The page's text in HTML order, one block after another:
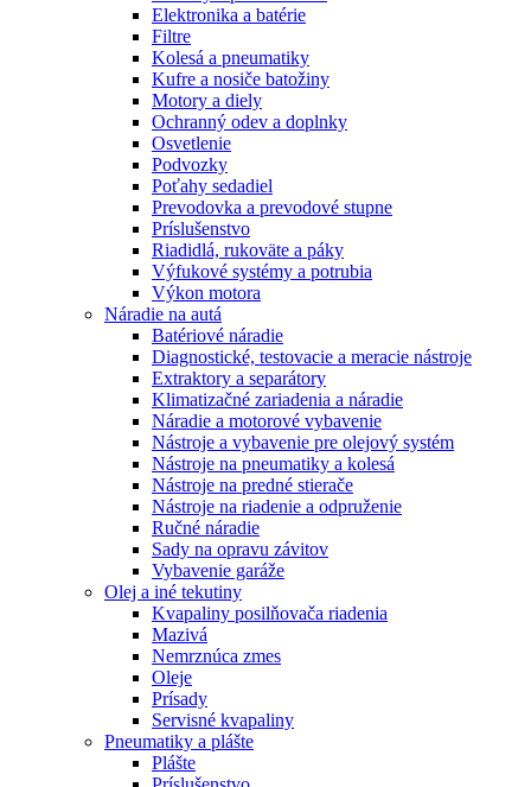
Elektronika a batérie
Filtre
Kolesá a pneumatiky
Kufre a nosiče batožiny
Motory a diely
Ochranný odev a doplnky
Osvetlenie
Podvozky
Poťahy sedadiel
Prevodovka a prevodové stupne
Príslušenstvo
Riadidlá, rukoväte a páky
Výfukové systémy a potrubia
Výkon motora
Náradie na autá
Batériové náradie
Diagnostické, testovacie a meracie nástroje
Extraktory a separátory
Klimatizačné zariadenia a náradie
Náradie a motorové vybavenie
Nástroje a vybavenie pre olejový systém
Nástroje na pneumatiky a kolesá
Nástroje na predné stierače
Nástroje na riadenie a odpruženie
Ručné náradie
Sady na opravu závitov
Vybavenie garáže
Olej a iné tekutiny
Kvapaliny posilňovača riadenia
Mazivá
Nemrznúca zmes
Oleje
Prísady
Servisné kvapaliny
Pneumatiky a plášte
Plášte